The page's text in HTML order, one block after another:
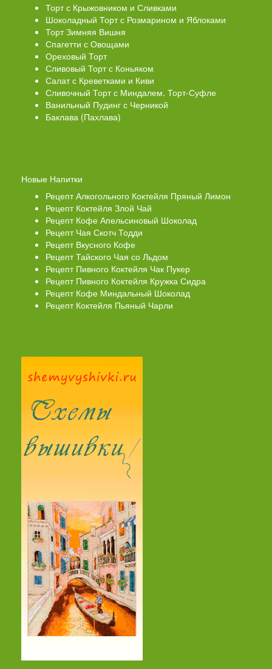
Торт с Крыжовником и Сливками
Шоколадный Торт с Розмарином и Яблоками
Торт Зимняя Вишня
Спагетти с Овощами
Ореховый Торт
Сливовый Торт с Коньяком
Салат с Креветками и Киви
Сливочный Торт с Миндалем. Торт-Суфле
Ванильный Пудинг с Черникой
Баклава (Пахлава)
Новые Напитки
Рецепт Алкогольного Коктейля Пряный Лимон
Рецепт Коктейля Злой Чай
Рецепт Кофе Апельсиновый Шоколад
Рецепт Чая Скотч Тодди
Рецепт Вкусного Кофе
Рецепт Тайского Чая со Льдом
Рецепт Пивного Коктейля Чак Пукер
Рецепт Пивного Коктейля Кружка Сидра
Рецепт Кофе Миндальный Шоколад
Рецепт Коктейля Пьяный Чарли